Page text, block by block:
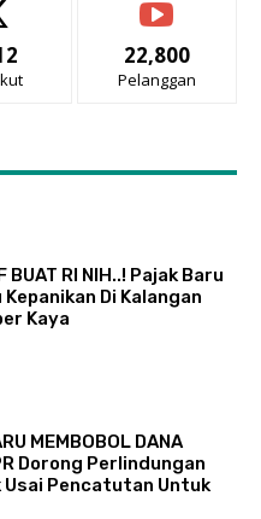
22,800
Pelanggan
BUAT RI NIH..! Pajak Baru
Kepanikan Di Kalangan
Kaya
MEMBOBOL DANA
Dorong Perlindungan
Usai Pencatutan Untuk